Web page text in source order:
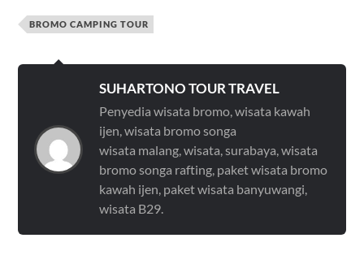
BROMO CAMPING TOUR
SUHARTONO TOUR TRAVEL
Penyedia wisata bromo, wisata kawah
ijen, wisata bromo songa
wisata malang, wisata, surabaya, wisata
bromo songa rafting, paket wisata bromo
kawah ijen, paket wisata banyuwangi,
wisata B29.